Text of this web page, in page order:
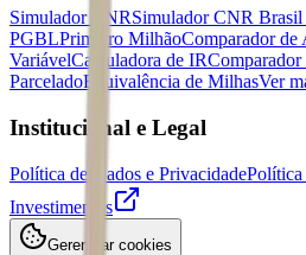
Simulador CNRSimulador CNR
PGBLPrimeiro MilhãoComparador de
VariávelCalculadora de IRComparador
ParceladoEquivalência de MilhasVer
Institucional e Legal
Política de Dados e PrivacidadePolítica
Investimentos
Gerenciar cookies